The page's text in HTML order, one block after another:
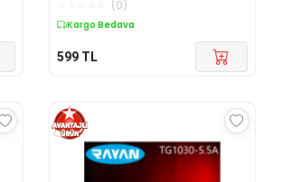
(0)
Kargo Bedava
599 TL